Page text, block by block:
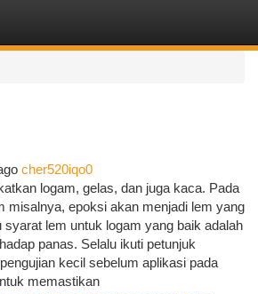
cher520iqo0
logam, gelas, dan juga kaca. Pada
misalnya, epoksi akan menjadi lem yang
syarat lem untuk logam yang baik adalah
panas. Selalu ikuti petunjuk
kecil sebelum aplikasi pada
memastikan